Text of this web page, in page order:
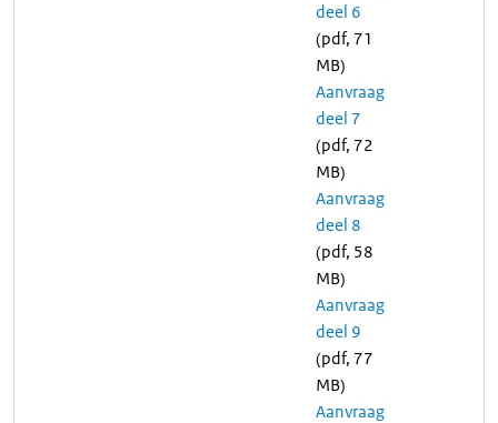
deel 6
(pdf, 71
MB)
Aanvraag
deel 7
(pdf, 72
MB)
Aanvraag
deel 8
(pdf, 58
MB)
Aanvraag
deel 9
(pdf, 77
MB)
Aanvraag